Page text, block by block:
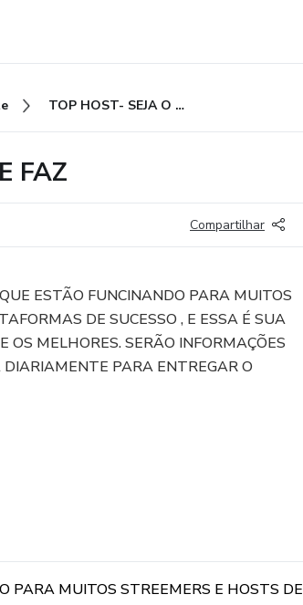
TOP HOST- SEJA O MELHOR NO QUE FAZ
FAZ
Compartilhar
ESTÃO FUNCINANDO PARA MUITOS
DE SUCESSO , E ESSA É SUA
MELHORES. SERÃO INFORMAÇÕES
PARA ENTREGAR O
PARA MUITOS STREEMERS E HOSTS DE